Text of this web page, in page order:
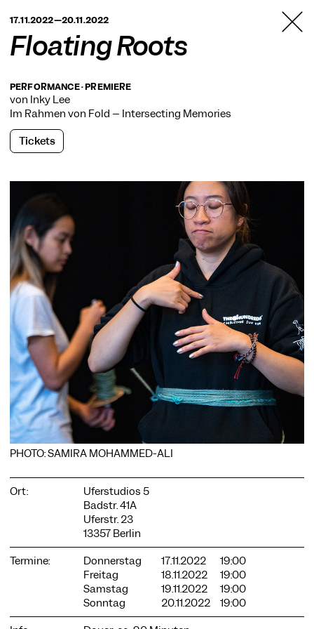
BERLIN
17.11.2022—20.11.2022
Floating Roots
PERFORMANCE · PREMIERE
von Inky Lee
Im Rahmen von Fold – Intersecting Memories
Tickets
PHOTO: SAMIRA MOHAMMED-ALI
Ort:
Uferstudios 5
Badstr. 41A
Uferstr. 23
13357 Berlin
Termine:
Donnerstag 17.11.2022
19:00
Freitag
18.11.2022
19:00
Samstag
19.11.2022
19:00
Sonntag
20.11.2022
19:00
COOKIE-EINSTELLUNGEN
Wir verwenden Cookies und Inhalte externer Anbieter auf
unserer Website. Notwendige Cookies sind essenziell, damit
Sie die Website nutzen können. Andere Cookies helfen uns,
die Website weiterzuentwickeln. Sie können Ihre Einwilligung
Datenschutzerklärung für weitere Informationen. Unten
können Sie auswählen, welche Technologien Sie zulassen
Notwendige Cookies
Externe Medien
Statistiken
Nur notwendige Alle akzeptieren Speichern